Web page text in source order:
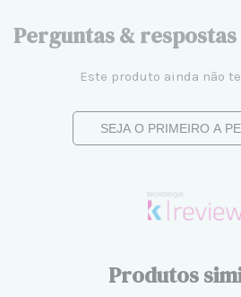
Perguntas & respostas
Este produto ainda não
SEJA O PRIMEIRO A
Produtos